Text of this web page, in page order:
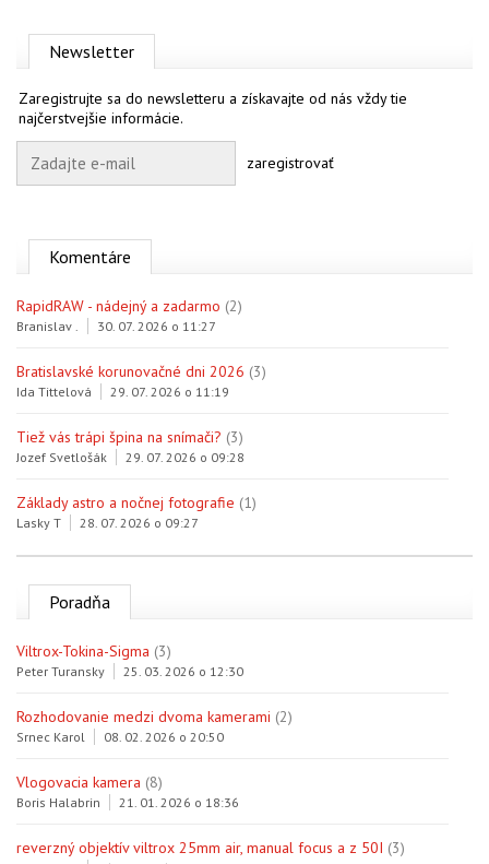
Newsletter
Zaregistrujte sa do newsletteru a získavajte od nás vždy tie
najčerstvejšie informácie.
zaregistrovať
Komentáre
RapidRAW - nádejný a zadarmo (2)
Branislav . 30. 07. 2026 o 11:27
Bratislavské korunovačné dni 2026 (3)
Ida Tittelová 29. 07. 2026 o 11:19
Tiež vás trápi špina na snímači? (3)
Jozef Svetlošák 29. 07. 2026 o 09:28
Základy astro a nočnej fotografie (1)
Lasky T 28. 07. 2026 o 09:27
Poradňa
Viltrox-Tokina-Sigma (3)
Peter Turansky 25. 03. 2026 o 12:30
Rozhodovanie medzi dvoma kamerami (2)
Srnec Karol 08. 02. 2026 o 20:50
Vlogovacia kamera (8)
Boris Halabrin 21. 01. 2026 o 18:36
reverzný objektív viltrox 25mm air, manual focus a z 50I (3)